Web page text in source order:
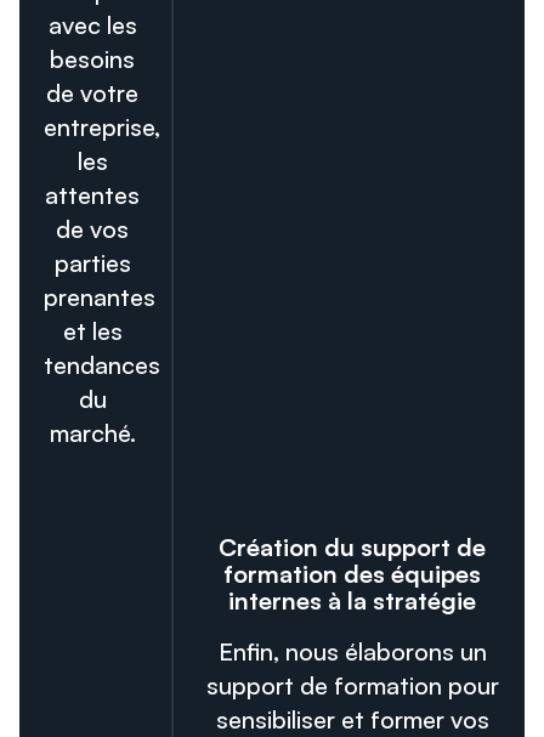
avec les
besoins
de votre
entreprise,
les
attentes
de vos
parties
prenantes
et les
tendances
du
marché.
Création du support de
formation des équipes
internes à la stratégie
Enfin, nous élaborons un
support de formation pour
sensibiliser et former vos